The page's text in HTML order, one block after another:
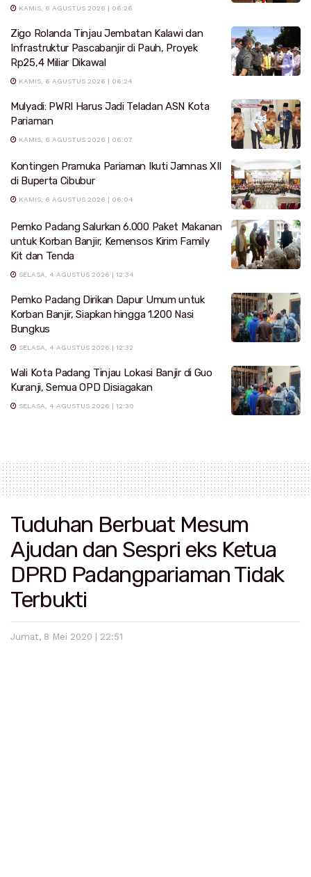
KAMIS, 6 AGUSTUS 2026 | 06:26
Zigo Rolanda Tinjau Jembatan Kalawi dan
Infrastruktur Pascabanjir di Pauh, Proyek
Rp25,4 Miliar Dikawal
KAMIS, 6 AGUSTUS 2026 | 06:24
Mulyadi: PWRI Harus Jadi Teladan ASN Kota
Pariaman
KAMIS, 6 AGUSTUS 2026 | 06:07
Kontingen Pramuka Pariaman Ikuti Jamnas XII
di Buperta Cibubur
KAMIS, 6 AGUSTUS 2026 | 06:04
Pemko Padang Salurkan 6.000 Paket Makanan
untuk Korban Banjir, Kemensos Kirim Family
Kit dan Tenda
SELASA, 4 AGUSTUS 2026 | 12:34
Pemko Padang Dirikan Dapur Umum untuk
Korban Banjir, Siapkan hingga 1.200 Nasi
Bungkus
SELASA, 4 AGUSTUS 2026 | 12:32
Wali Kota Padang Tinjau Lokasi Banjir di Guo
Kuranji, Semua OPD Disiagakan
SELASA, 4 AGUSTUS 2026 | 12:30
Tuduhan Berbuat Mesum
Ajudan dan Sespri eks Ketua
DPRD Padangpariaman Tidak
Terbukti
Jumat, 8 Mei 2020 | 22:51